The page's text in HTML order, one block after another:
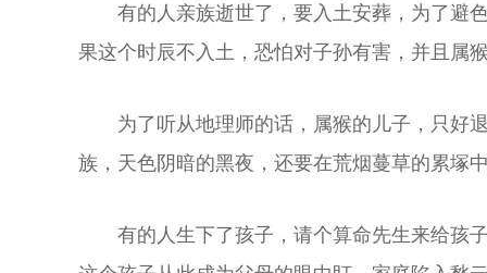
有的人亲族逝世了，要入土安葬，为了避
果这个时辰不入土，恐怕对子孙有害，并且属
为了听从地理师的话，属猴的儿子，只好
族，天色阴暗的黑夜，还要在荒烟蔓草的累塚
有的人生下了孩子，请个算命先生来给孩